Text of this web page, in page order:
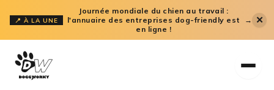
au
contenu
📍 À LA UNE
Journée mondiale du chien au travail :
l'annuaire des entreprises dog-friendly est
en ligne !
→ ✕